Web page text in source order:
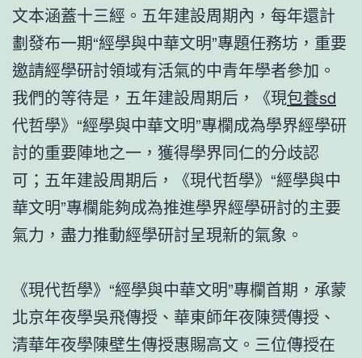
文本涵蓋十三經。五年建設周期內，每年還計
劃發布一期“經學與中華文明”專題任務坊，重要
邀請經學研討領域有活氣的中青年學者參加。
我們的等待是，五年建設周期后，《現包養sd
代哲學》“經學與中華文明”專欄成為學界經學研
討的重要陣地之一，獲得學界同仁的分歧認
可；五年建設周期后，《現代哲學》“經學與中
華文明”專欄能夠成為推進學界經學研討的主要
氣力，盡力推動經學研討呈現新的氣象。
《現代哲學》“經學與中華文明”專欄首期，承蒙
北京年夜學吳飛傳授、華東師年夜陳赟傳授、
清華年夜學陳壁生傳授惠賜高文。三位傳授在